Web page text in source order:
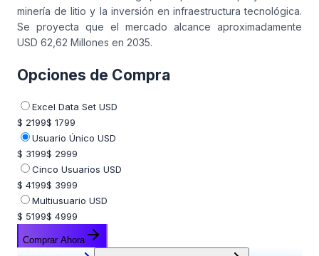
minería de litio y la inversión en infraestructura tecnológica.
Se proyecta que el mercado alcance aproximadamente
USD 62,62 Millones en 2035.
Opciones de Compra
Excel Data Set USD
$ 2199$ 1799
Usuario Único USD
$ 3199$ 2999
Cinco Usuarios USD
$ 4199$ 3999
Multiusuario USD
$ 5199$ 4999
Comprar Ahora